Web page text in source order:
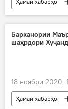
Рӯйдод, ҷиноят ва
Барканории
шаҳрдори
18 ноябри 2020,
Ҳамаи хабарҳо